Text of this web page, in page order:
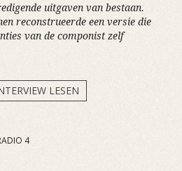
uitgaven van bestaan.
reconstrueerde een versie die
van de componist zelf
LESEN
4